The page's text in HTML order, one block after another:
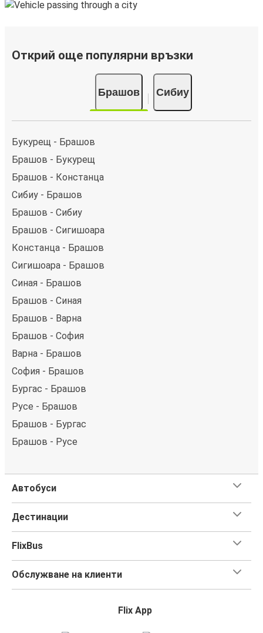
Открий още популярни връзки
Брашов Сибиу
Букурещ - Брашов
Брашов - Букурещ
Брашов - Констанца
Сибиу - Брашов
Брашов - Сибиу
Брашов - Сигишоара
Констанца - Брашов
Сигишоара - Брашов
Синая - Брашов
Брашов - Синая
Брашов - Варна
Брашов - София
Варна - Брашов
София - Брашов
Бургас - Брашов
Русе - Брашов
Брашов - Бургас
Брашов - Русе
Автобуси
Дестинации
FlixBus
Обслужване на клиенти
Flix App